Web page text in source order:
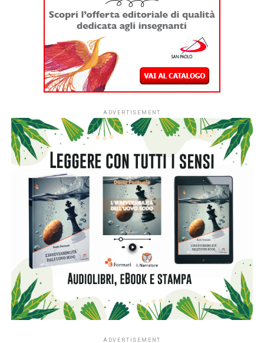
(204pp., 19 Euro) nasce da uno spunto quasi spiazzante:
un giorno Guido chiede a ChatGPT di imitare suo padre e di
parlargli come farebbe lui. Il risultato, ovviamente, è un
disastro freddo e impersonale. Da quell’esperimento
imperfetto, però, si accende la scintilla narrativa: e se
invece la tecnologia fosse davvero in grado di farlo? Nel
romanzo, ambientato nel 2028, a undici anni dalla
un’azienda che inserisce un’AI evoluta dentro un corpo
antropomorfo perfetto, un ‘fenice’. Il prototipo di punta è
proprio Tortorella. Per Diego, il protagonista quasi
cinquantenne che cerca di restare a galla tra un matrimonio
finito e due figlie adolescenti, rivedere quel viso,
riascoltare quella voce e ritrovare quelle movenze è una
tentazione a cui è impossibile opporre una logica ferrea.
Ma il sogno di averlo di nuovo accanto si scontra subito
con una realtà soffocante. Il Cino “ricostruito” vive
rinchiuso nei laboratori dell’azienda, protetto e monitorato
come un prototipo da laboratorio: un’esistenza in gabbia
che l’androide stesso sembra patire. La tecnologia gli ha
ridato la parola e il corpo, ma lo ha privato della sola cosa
che rendeva vera la sua prima vita: la libertà di stare al
mondo. È qui che il romanzo scarta dalla fantascienza per